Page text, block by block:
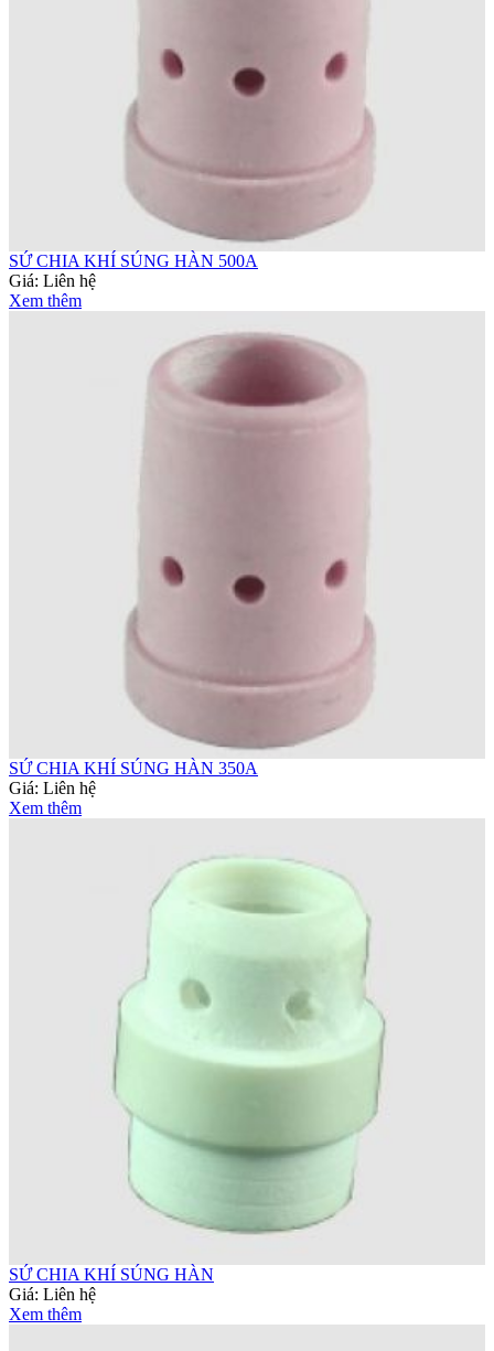
SỨ CHIA KHÍ SÚNG HÀN 500A
Giá: Liên hệ
Xem thêm
SỨ CHIA KHÍ SÚNG HÀN 350A
Giá: Liên hệ
Xem thêm
SỨ CHIA KHÍ SÚNG HÀN
Giá: Liên hệ
Xem thêm